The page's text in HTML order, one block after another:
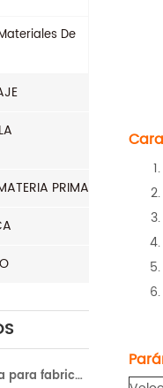
De
PRIMA
Máquina para fabricar compresas sanitarias con servocontrol completo para la India | Operación automática